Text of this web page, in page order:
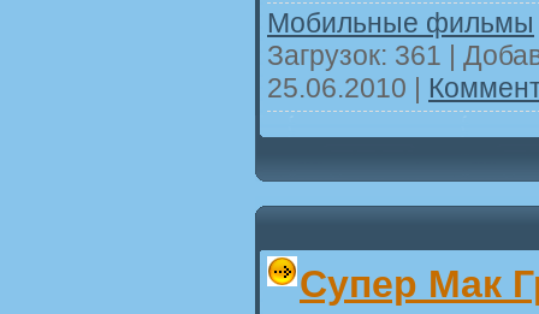
Мобильные фильмы
Загрузок: 361 |
25.06.2010 |
Супер Мак